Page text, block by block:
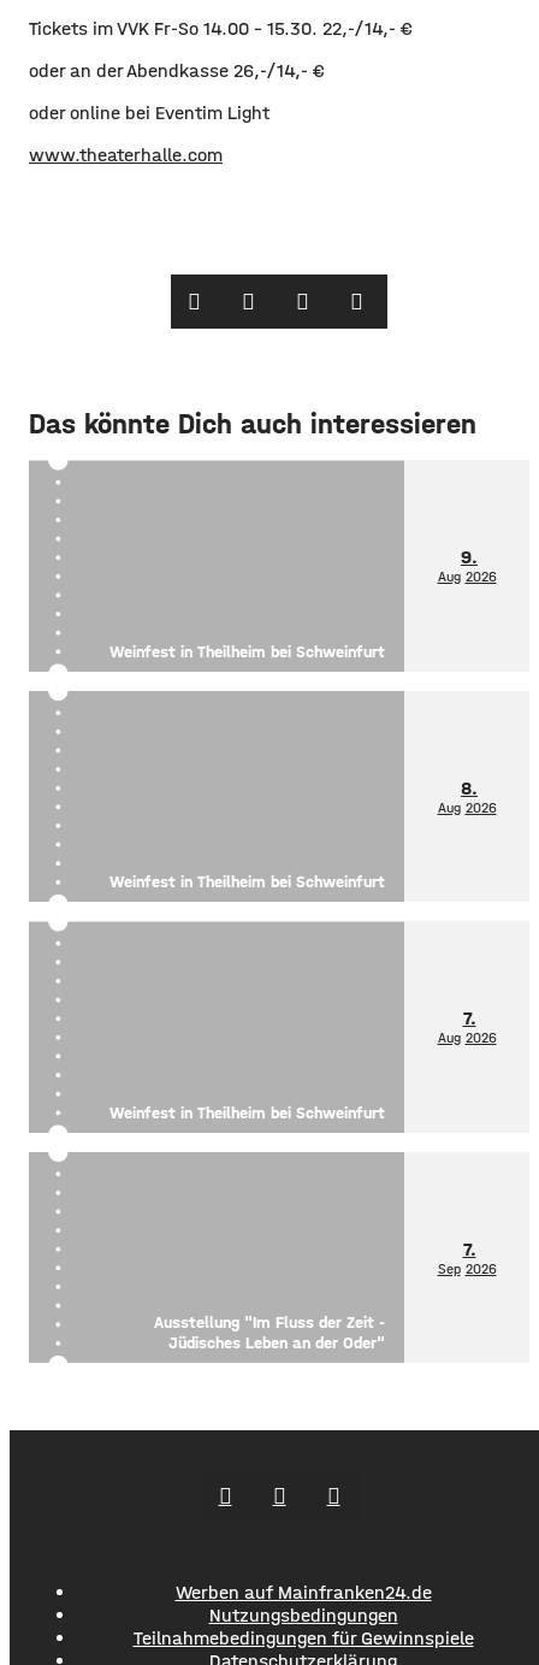
Tickets im VVK Fr-So 14.00 – 15.30. 22,-/14,- €
oder an der Abendkasse 26,-/14,- €
oder online bei Eventim Light
www.theaterhalle.com
Das könnte Dich auch interessieren
Weinfest in Theilheim bei Schweinfurt
9.
Aug 2026
Weinfest in Theilheim bei Schweinfurt
8.
Aug 2026
Weinfest in Theilheim bei Schweinfurt
7.
Aug 2026
Ausstellung "Im Fluss der Zeit -
Jüdisches Leben an der Oder"
7.
Sep 2026
Werben auf Mainfranken24.de
Nutzungsbedingungen
Teilnahmebedingungen für Gewinnspiele